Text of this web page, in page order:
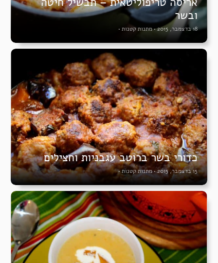
ובשר
18 בדצמבר, 2015 •מתנות קטנות •
כדורי בשר ברוטב עגבניות וחצילים
15 בדצמבר, 2015 • מתנות קטנות•